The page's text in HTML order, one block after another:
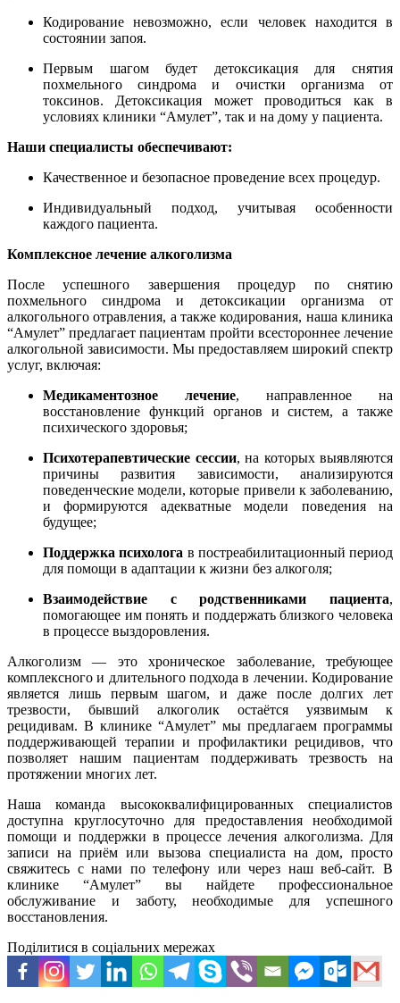
Кодирование невозможно, если человек находится в
состоянии запоя.
Первым шагом будет детоксикация для снятия
похмельного синдрома и очистки организма от
токсинов. Детоксикация может проводиться как в
условиях клиники “Амулет”, так и на дому у пациента.
Наши специалисты обеспечивают:
Качественное и безопасное проведение всех процедур.
Индивидуальный подход, учитывая особенности
каждого пациента.
Комплексное лечение алкоголизма
После успешного завершения процедур по снятию
похмельного синдрома и детоксикации организма от
алкогольного отравления, а также кодирования, наша клиника
“Амулет” предлагает пациентам пройти всестороннее лечение
алкогольной зависимости. Мы предоставляем широкий спектр
услуг, включая:
Медикаментозное лечение, направленное на
восстановление функций органов и систем, а также
психического здоровья;
Психотерапевтические сессии, на которых выявляются
причины развития зависимости, анализируются
поведенческие модели, которые привели к заболеванию,
и формируются адекватные модели поведения на
будущее;
Поддержка психолога в постреабилитационный период
для помощи в адаптации к жизни без алкоголя;
Взаимодействие с родственниками пациента,
помогающее им понять и поддержать близкого человека
в процессе выздоровления.
Алкоголизм — это хроническое заболевание, требующее
комплексного и длительного подхода в лечении. Кодирование
является лишь первым шагом, и даже после долгих лет
трезвости, бывший алкоголик остаётся уязвимым к
рецидивам. В клинике “Амулет” мы предлагаем программы
поддерживающей терапии и профилактики рецидивов, что
позволяет нашим пациентам поддерживать трезвость на
протяжении многих лет.
Наша команда высококвалифицированных специалистов
доступна круглосуточно для предоставления необходимой
помощи и поддержки в процессе лечения алкоголизма. Для
записи на приём или вызова специалиста на дом, просто
свяжитесь с нами по телефону или через наш веб-сайт. В
клинике “Амулет” вы найдете профессиональное
обслуживание и заботу, необходимые для успешного
восстановления.
Поділитися в соціальних мережах